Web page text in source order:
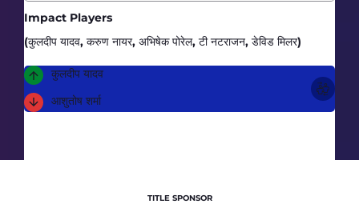
Impact Players
(कुलदीप यादव, करुण नायर, अभिषेक पोरेल, टी नटराजन, डेविड मिलर)
कुलदीप यादव
आशुतोष शर्मा
TITLE SPONSOR